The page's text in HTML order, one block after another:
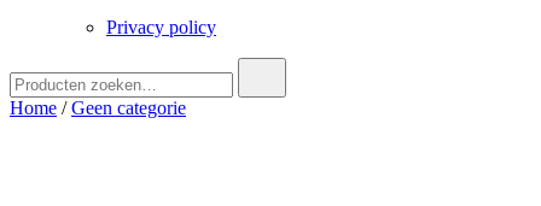
Privacy policy
naar:
Home /Geen categorie